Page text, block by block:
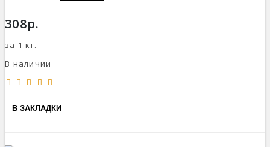
308р.
за 1 кг.
В наличии
В ЗАКЛАДКИ